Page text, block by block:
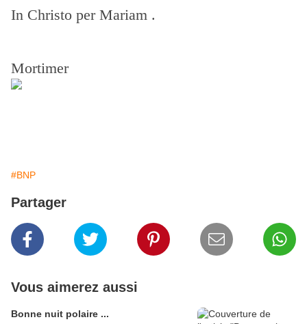
In Christo per Mariam .
Mortimer
#BNP
Partager
Vous aimerez aussi
Bonne nuit polaire ...